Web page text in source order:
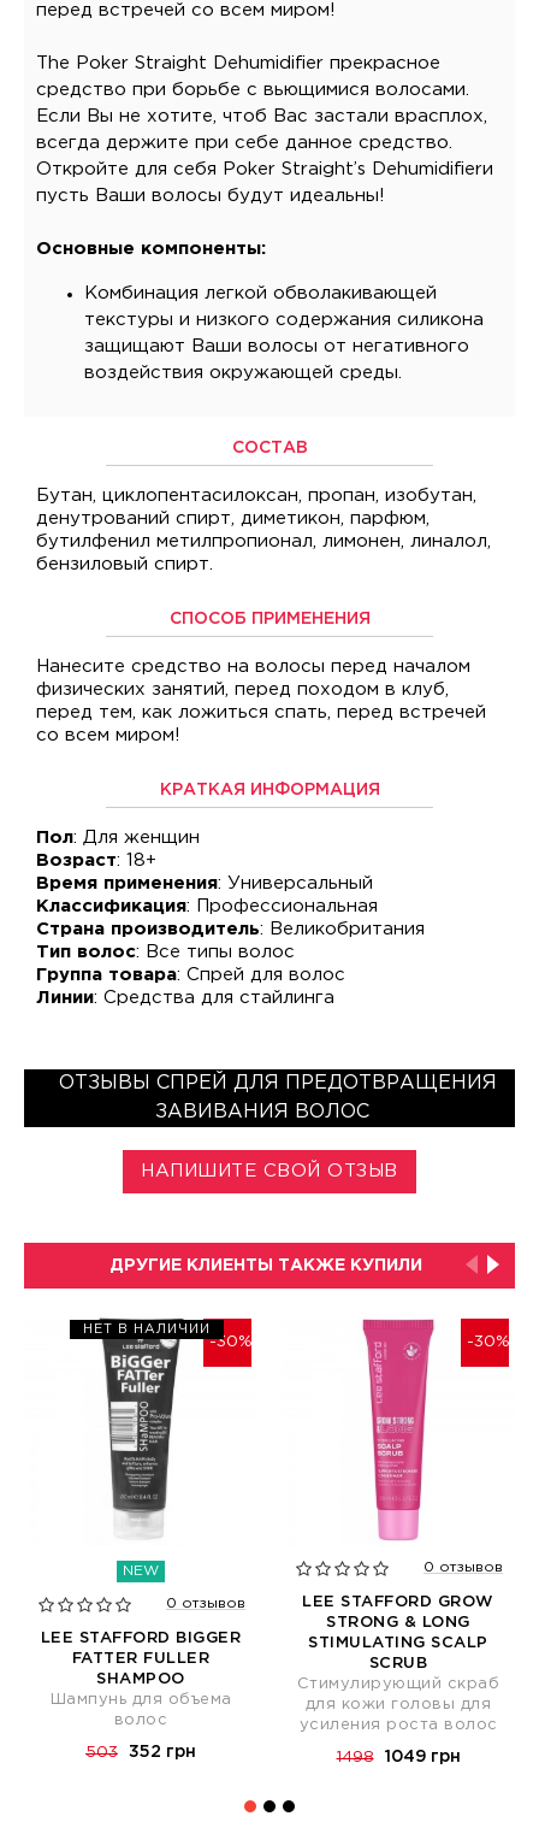
перед встречей со всем миром!
The Poker Straight Dehumidifier прекрасное
средство при борьбе с вьющимися волосами.
Если Вы не хотите, чтоб Вас застали врасплох,
всегда держите при себе данное средство.
Откройте для себя Poker Straight’s Dehumidifierи
пусть Ваши волосы будут идеальны!
Основные компоненты:
Комбинация легкой обволакивающей
текстуры и низкого содержания силикона
защищают Ваши волосы от негативного
воздействия окружающей среды.
СОСТАВ
Бутан, циклопентасилоксан, пропан, изобутан,
денутрований спирт, диметикон, парфюм,
бутилфенил метилпропионал, лимонен, линалол,
бензиловый спирт.
СПОСОБ ПРИМЕНЕНИЯ
Нанесите средство на волосы перед началом
физических занятий, перед походом в клуб,
перед тем, как ложиться спать, перед встречей
со всем миром!
КРАТКАЯ ИНФОРМАЦИЯ
Пол: Для женщин
Возраст: 18+
Время применения: Универсальный
Классификация: Профессиональная
Страна производитель: Великобритания
Тип волос: Все типы волос
Группа товара: Спрей для волос
Линии: Средства для стайлинга
ОТЗЫВЫ СПРЕЙ ДЛЯ ПРЕДОТВРАЩЕНИЯ
ЗАВИВАНИЯ ВОЛОС
НАПИШИТЕ СВОЙ ОТЗЫВ
ДРУГИЕ КЛИЕНТЫ ТАКЖЕ КУПИЛИ
-30%
НЕТ В НАЛИЧИИ
NEW
0 отзывов
LEE STAFFORD BIGGER
FATTER FULLER
SHAMPOO
Шампунь для объема
волос
503 352 грн
-30%
0 отзывов
LEE STAFFORD GROW
STRONG & LONG
STIMULATING SCALP
SCRUB
Стимулирующий скраб
для кожи головы для
усиления роста волос
1498 1049 грн